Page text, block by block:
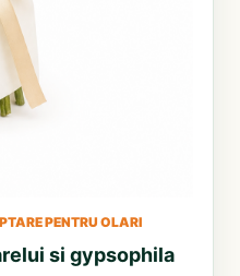
PENTRU OLARI
si gypsophila